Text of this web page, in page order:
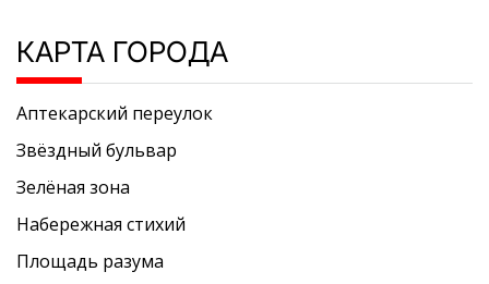
КАРТА ГОРОДА
Аптекарский переулок
Звёздный бульвар
Зелёная зона
Набережная стихий
Площадь разума